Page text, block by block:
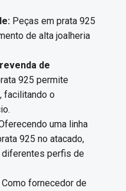
Peças em prata 925
de alta joalheria
de
925 permite
facilitando o
uma linha
925 no atacado,
diferentes perfis de
Como fornecedor de